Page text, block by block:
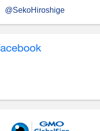
@SekoHiroshige